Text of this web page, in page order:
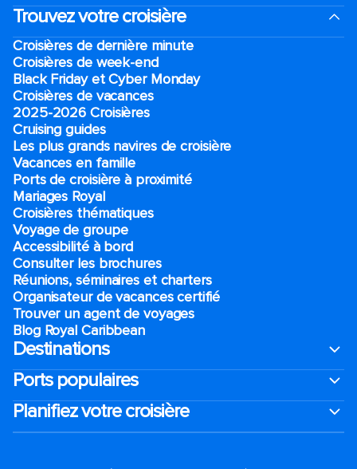
Trouvez votre croisière
Croisières de dernière minute
Croisières de week-end
Black Friday et Cyber Monday
Croisières de vacances
2025-2026 Croisières
Cruising guides
Les plus grands navires de croisière
Vacances en famille
Ports de croisière à proximité
Mariages Royal
Croisières thématiques
Voyage de groupe​
Accessibilité à bord​
Consulter les brochures
Réunions, séminaires et charters
Organisateur de vacances certifié
Trouver un agent de voyages
Blog Royal Caribbean
Destinations
Ports populaires
Planifiez votre croisière